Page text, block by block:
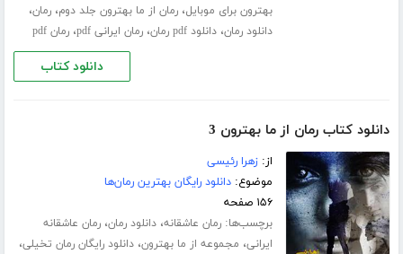
بهترون برای موبایل،رمان از ما بهترون جلد دوم،رمان،
دانلود رمان،دانلود pdf رمان ،رمان ایرانی pdf ،رمان pdf
دانلود کتاب
دانلود کتاب رمان از ما بهترون 3
از:زهرا رئیسی
موضوع:دانلود رایگان بهترین رمان‌ها
۱۵۶ صفحه
برچسب‌ها:رمان عاشقانه،دانلود رمان،رمان عاشقانه
ایرانی، مجموعه از ما بهترون،دانلود رایگان رمان تخیلی،